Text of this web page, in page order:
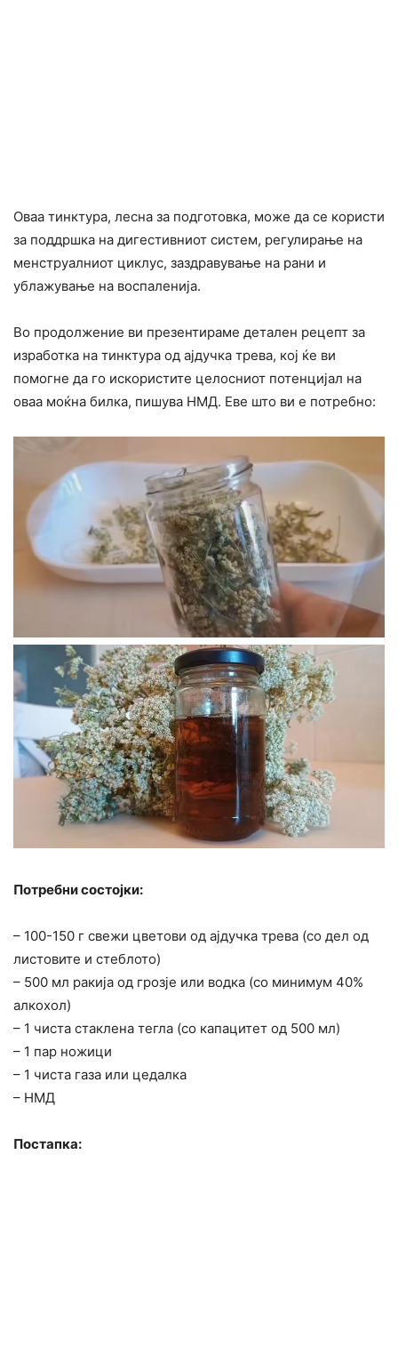
Оваа тинктура, лесна за подготовка, може да се користи
за поддршка на дигестивниот систем, регулирање на
менструалниот циклус, заздравување на рани и
ублажување на воспаленија.
Во продолжение ви презентираме детален рецепт за
изработка на тинктура од ајдучка трева, кој ќе ви
помогне да го искористите целосниот потенцијал на
оваа моќна билка, пишува НМД. Еве што ви е потребно:
Потребни состојки:
– 100-150 г свежи цветови од ајдучка трева (со дел од
листовите и стеблото)
– 500 мл ракија од грозје или водка (со минимум 40%
алкохол)
– 1 чиста стаклена тегла (со капацитет од 500 мл)
– 1 пар ножици
– 1 чиста газа или цедалка
– НМД
Постапка: